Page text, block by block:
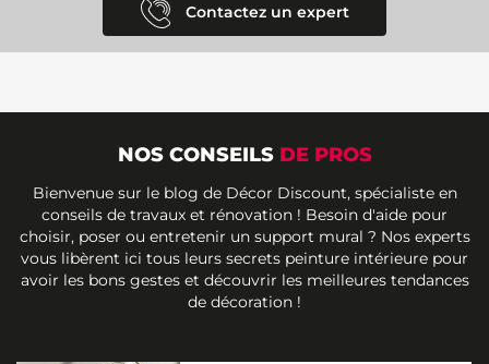
Contactez un expert
NOS CONSEILS DE PROS
Bienvenue sur le blog de Décor Discount, spécialiste en
conseils de travaux et rénovation ! Besoin d'aide pour
choisir, poser ou entretenir un support mural ? Nos experts
vous libèrent ici tous leurs secrets peinture intérieure pour
avoir les bons gestes et découvrir les meilleures tendances
de décoration !